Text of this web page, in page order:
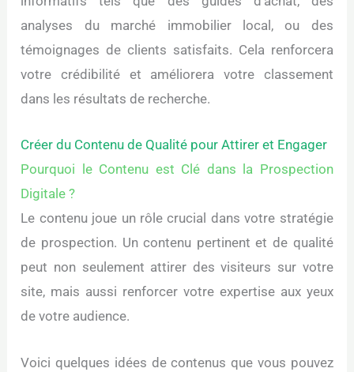
analyses du marché immobilier local, ou des
témoignages de clients satisfaits. Cela renforcera
votre crédibilité et améliorera votre classement
dans les résultats de recherche.
Créer du Contenu de Qualité pour Attirer et Engager
Pourquoi le Contenu est Clé dans la Prospection
Digitale ?
Le contenu joue un rôle crucial dans votre stratégie
de prospection. Un contenu pertinent et de qualité
peut non seulement attirer des visiteurs sur votre
site, mais aussi renforcer votre expertise aux yeux
de votre audience.
Voici quelques idées de contenus que vous pouvez